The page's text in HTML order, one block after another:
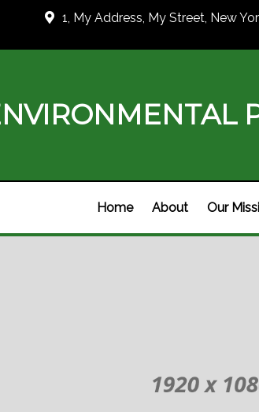
1, My Address, My Street, New
Home About Our